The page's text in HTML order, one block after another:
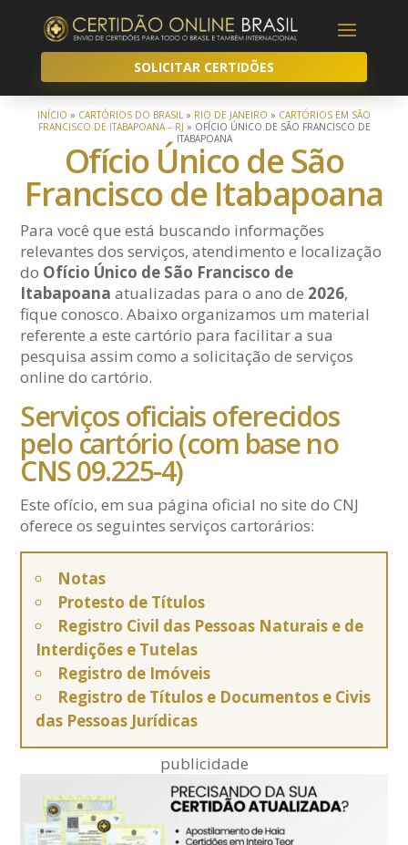
SOLICITAR CERTIDÕES
INÍCIO » CARTÓRIOS DO BRASIL » RIO DE JANEIRO » CARTÓRIOS EM SÃO
FRANCISCO DE ITABAPOANA – RJ » OFÍCIO ÚNICO DE SÃO FRANCISCO DE
ITABAPOANA
Ofício Único de São
Francisco de Itabapoana
Para você que está buscando informações
relevantes dos serviços, atendimento e localização
do Ofício Único de São Francisco de
Itabapoana atualizadas para o ano de 2026,
fique conosco. Abaixo organizamos um material
referente a este cartório para facilitar a sua
pesquisa assim como a solicitação de serviços
online do cartório.
Serviços oficiais oferecidos
pelo cartório (com base no
CNS 09.225-4)
Este ofício, em sua página oficial no site do CNJ
oferece os seguintes serviços cartorários:
Notas
Protesto de Títulos
Registro Civil das Pessoas Naturais e de
Interdições e Tutelas
Registro de Imóveis
Registro de Títulos e Documentos e Civis
das Pessoas Jurídicas
publicidade